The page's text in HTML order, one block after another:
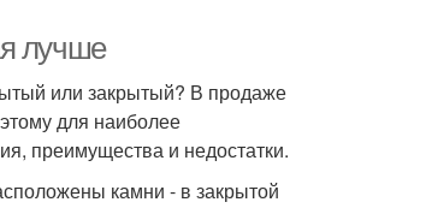
лучше
или закрытый? В продаже
для наиболее
преимущества и недостатки.
камни - в закрытой